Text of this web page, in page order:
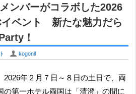
ンバーがコラボした2026
イベント 新たな魅力だら
！
U kogonil
2026年２月７日～８日の土日で、両
の第一ホテル両国は「清澄」の間に